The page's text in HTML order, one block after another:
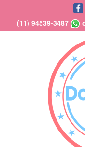
(11) 94539-3487